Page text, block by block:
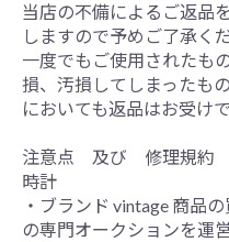
当店の不備によるご返品
しますので予めご了承く
一度でもご使用されたも
損、汚損してしまったも
においても返品はお受け
注意点 及び 修理規約
時計
・ブランド vintage 商品
の専門オークションを運